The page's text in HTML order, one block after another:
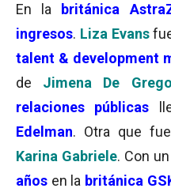
En la británica
ingresos. Liza Evans
talent & development
de Jimena De
relaciones públicas
Edelman. Otra que
Karina Gabriele. Con
años en la británica